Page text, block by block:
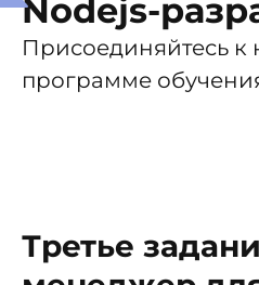
Nodejs-
Присоединяйтесь к
программе
Третье